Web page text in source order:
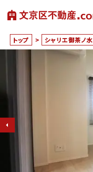
トップ > シャリエ御茶ノ水